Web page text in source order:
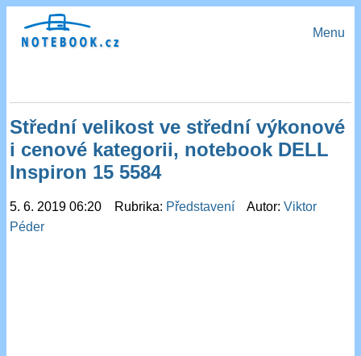
Menu
Střední velikost ve střední výkonové
i cenové kategorii, notebook DELL
Inspiron 15 5584
5. 6. 2019 06:20 Rubrika: Představení Autor:Viktor
Péder